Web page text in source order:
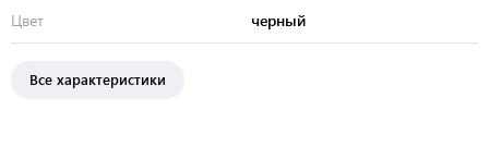
Цвет черный
Все характеристики